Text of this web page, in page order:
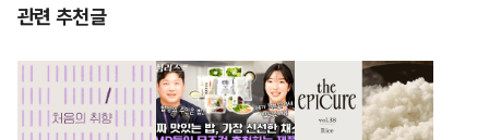
관련 추천글